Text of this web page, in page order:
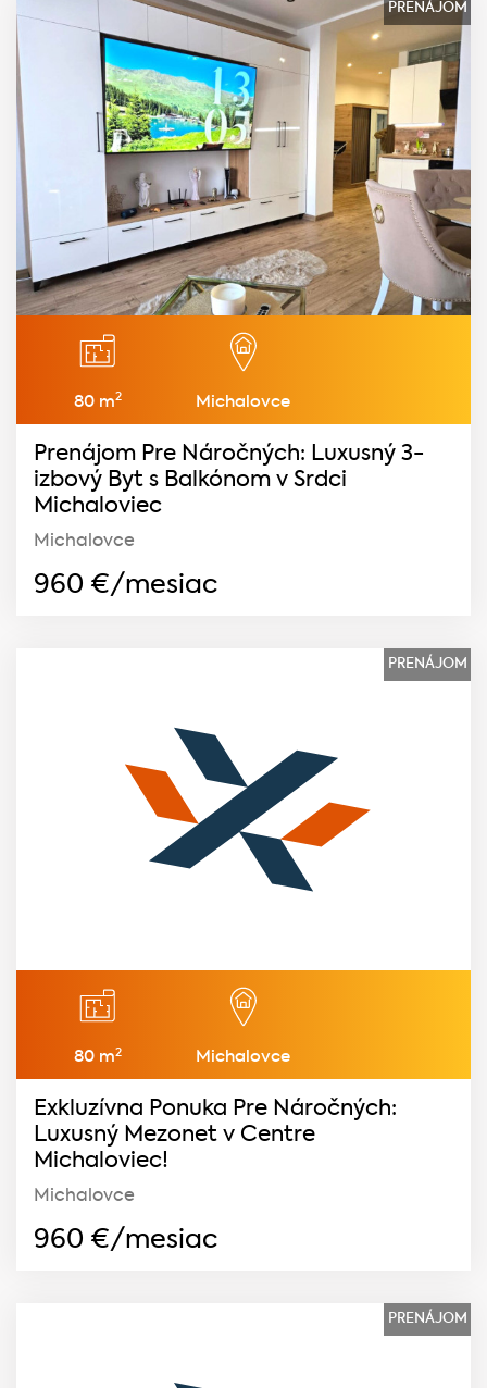
PRENÁJOM
80 m2 Michalovce
Prenájom Pre Náročných: Luxusný 3-
izbový Byt s Balkónom v Srdci
Michaloviec
Michalovce
960 €/mesiac
PRENÁJOM
80 m2 Michalovce
Exkluzívna Ponuka Pre Náročných:
Luxusný Mezonet v Centre
Michaloviec!
Michalovce
960 €/mesiac
PRENÁJOM